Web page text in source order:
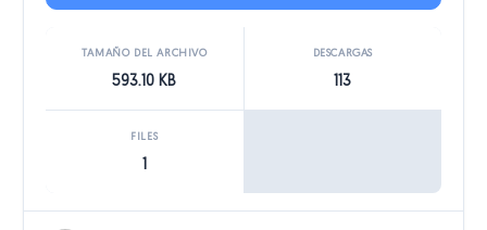
TAMAÑO DEL ARCHIVO
593.10 KB
DESCARGAS
113
FILES